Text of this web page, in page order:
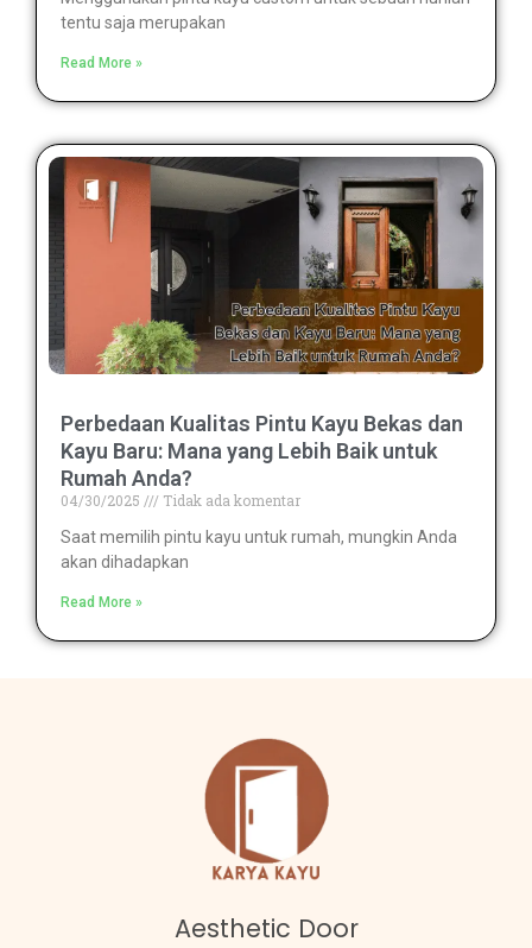
tentu saja merupakan
Read More »
Perbedaan Kualitas Pintu Kayu Bekas dan
Kayu Baru: Mana yang Lebih Baik untuk
Rumah Anda?
04/30/2025
Tidak ada komentar
Saat memilih pintu kayu untuk rumah, mungkin Anda
akan dihadapkan
Read More »
Aesthetic Door